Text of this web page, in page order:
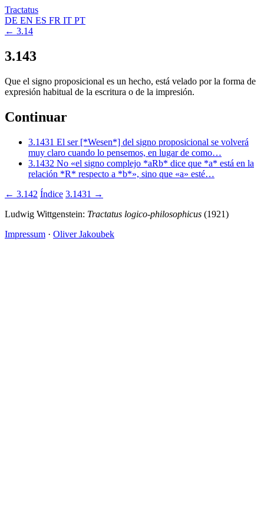
Tractatus
DE EN ES FR IT PT
← 3.14
3.143
Que el signo proposicional es un hecho, está velado por la forma de
expresión habitual de la escritura o de la impresión.
Continuar
3.1431 El ser [*Wesen*] del signo proposicional se volverá
muy claro cuando lo pensemos, en lugar de como…
3.1432 No «el signo complejo *aRb* dice que *a* está en la
relación *R* respecto a *b*», sino que «a» esté…
← 3.142 Índice 3.1431 →
Ludwig Wittgenstein: Tractatus logico-philosophicus (1921)
Impressum · Oliver Jakoubek